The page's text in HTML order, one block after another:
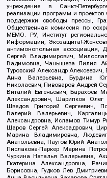
учреждение в Санкт-
реализации программ и
поддержки свободы прессы,
Общественная комиссия по
МЕМО. РУ, Институт
Информации, Экозащита!-
антимонопольная ассоциация,
Сергей Владимирович,
Вадимовна, Чанышева Лилия
Туровский Александр
Анна Валерьевна, Бурдина
Николаевич, Пивоваров Андрей
Виталий Евгеньевич, Барахоев
Александрович, Шарипков
Шведов Григорий Сергеевич,
Валерий Валерьевич,
Александровна, Исламов Тимур
Щаров Сергей Алексадрович,
Марина Владимировна,
Анатольевна, Паутов Юрий
Пислакова-Паркер Марина
Чуркина Наталья Валерьевна,
Екатерина Александровна,
Борисовна, Гудков Лев